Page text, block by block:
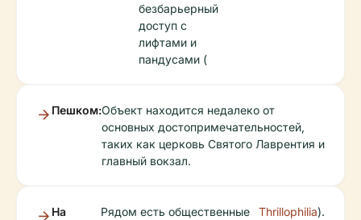
безбарьерный
доступ с
лифтами и
пандусами (
Пешком:Объект находится недалеко от
основных достопримечательностей,
таких как церковь Святого Лаврентия и
главный вокзал.
На
Рядом есть общественные
Thrillophilia).